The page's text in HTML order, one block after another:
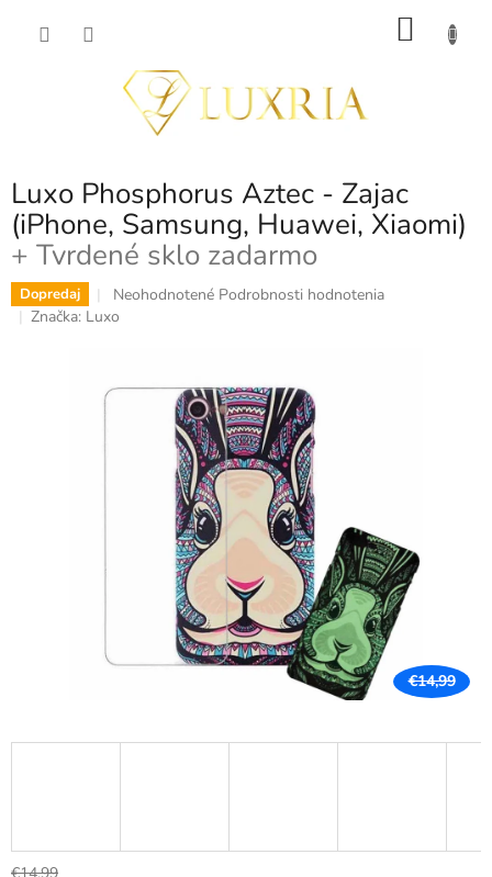
Luxo Phosphorus Aztec - Zajac
(iPhone, Samsung, Huawei, Xiaomi)
+ Tvrdené sklo zadarmo
Dopredaj
Priemerné
hodnotenie
z
hviezdičiek.
Neohodnotené Podrobnosti hodnotenia
Značka: Luxo
€14,99